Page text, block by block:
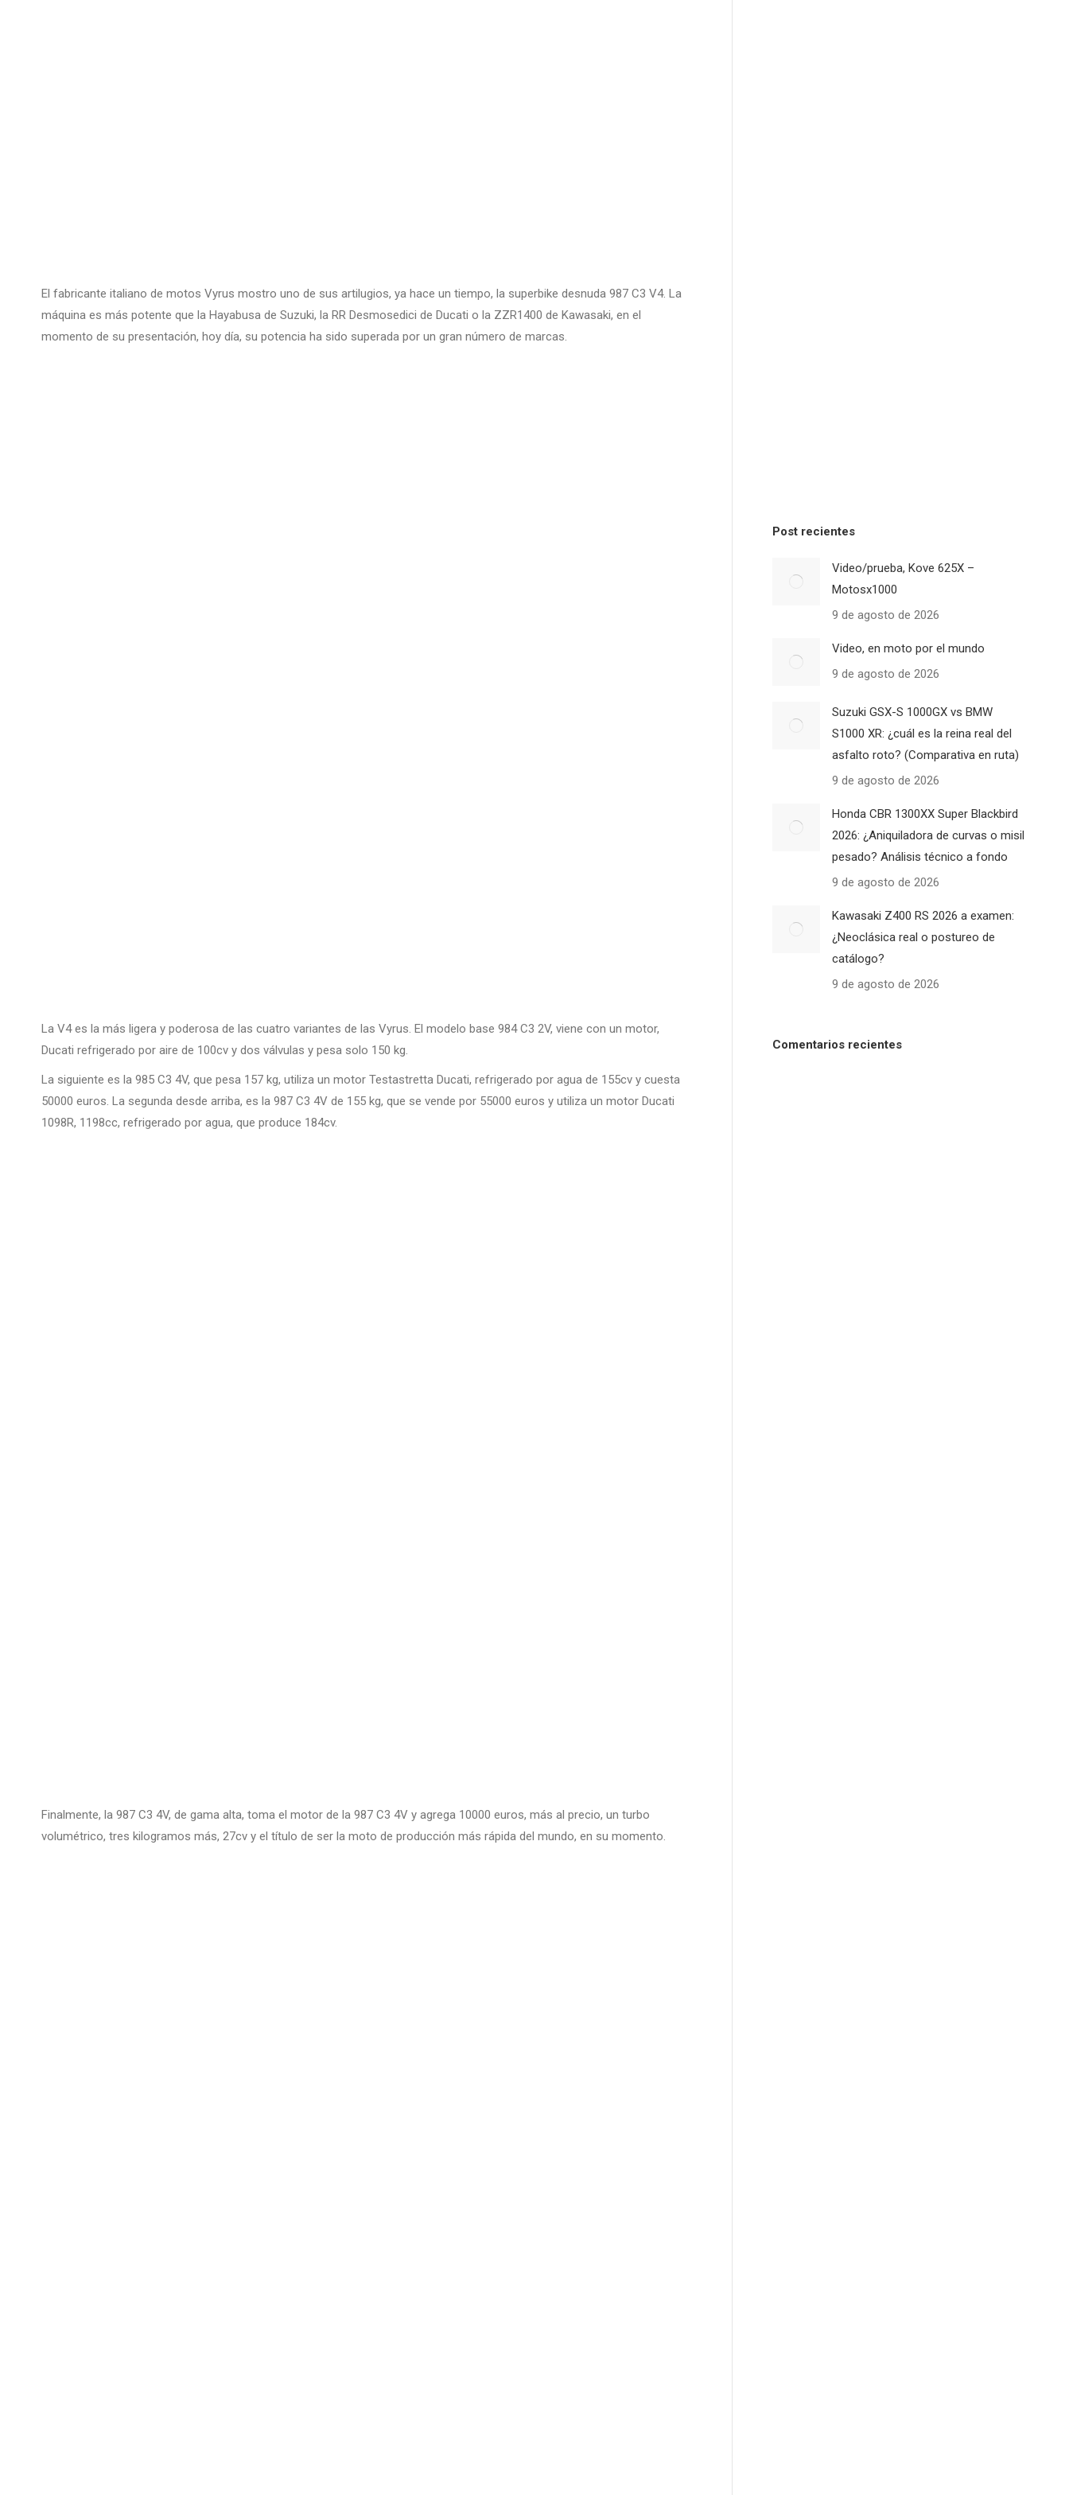
El fabricante italiano de motos Vyrus mostro uno de sus artilugios, ya hace un tiempo, la superbike desnuda 987 C3 V4. La
máquina es más potente que la Hayabusa de Suzuki, la RR Desmosedici de Ducati o la ZZR1400 de Kawasaki, en el
momento de su presentación, hoy día, su potencia ha sido superada por un gran número de marcas.
La V4 es la más ligera y poderosa de las cuatro variantes de las Vyrus. El modelo base 984 C3 2V, viene con un motor,
Ducati refrigerado por aire de 100cv y dos válvulas y pesa solo 150 kg.
La siguiente es la 985 C3 4V, que pesa 157 kg, utiliza un motor Testastretta Ducati, refrigerado por agua de 155cv y ​​cuesta
50000 euros. La segunda desde arriba, es la 987 C3 4V de 155 kg, que se vende por 55000 euros y utiliza un motor Ducati
1098R, 1198cc, refrigerado por agua, que produce 184cv.
Finalmente, la 987 C3 4V, de gama alta, toma el motor de la 987 C3 4V y agrega 10000 euros, más al precio, un turbo
volumétrico, tres kilogramos más, 27cv y ​​el título de ser la moto de producción más rápida del mundo, en su momento.
Post recientes
Video/prueba, Kove 625X –
Motosx1000
9 de agosto de 2026
Video, en moto por el mundo
9 de agosto de 2026
Suzuki GSX-S 1000GX vs BMW
S1000 XR: ¿cuál es la reina real del
asfalto roto? (Comparativa en ruta)
9 de agosto de 2026
Honda CBR 1300XX Super Blackbird
2026: ¿Aniquiladora de curvas o misil
pesado? Análisis técnico a fondo
9 de agosto de 2026
Kawasaki Z400 RS 2026 a examen:
¿Neoclásica real o postureo de
catálogo?
9 de agosto de 2026
Comentarios recientes